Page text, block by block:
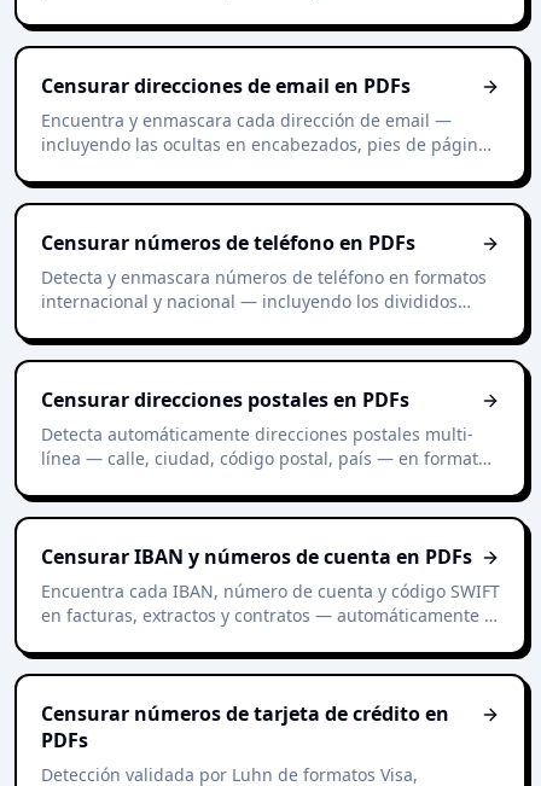
Censurar direcciones de email en PDFs
Encuentra y enmascara cada dirección de email —
incluyendo las ocultas en encabezados, pies de página
Censurar números de teléfono en PDFs
Detecta y enmascara números de teléfono en formatos
internacional y nacional — incluyendo los divididos
Censurar direcciones postales en PDFs
Detecta automáticamente direcciones postales multi-
línea — calle, ciudad, código postal, país — en formatos
Censurar IBAN y números de cuenta en PDFs
Encuentra cada IBAN, número de cuenta y código SWIFT
en facturas, extractos y contratos — automáticamente y
Censurar números de tarjeta de crédito en
PDFs
Detección validada por Luhn de formatos Visa,